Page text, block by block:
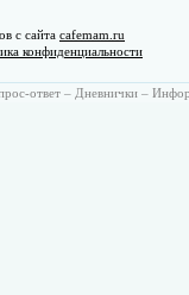
с сайта cafemam.ru
конфиденциальности
ответ – Дневнички –